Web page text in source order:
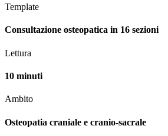
Template
Consultazione osteopatica in 16 sezioni
Lettura
10 minuti
Ambito
Osteopatia craniale e cranio-sacrale